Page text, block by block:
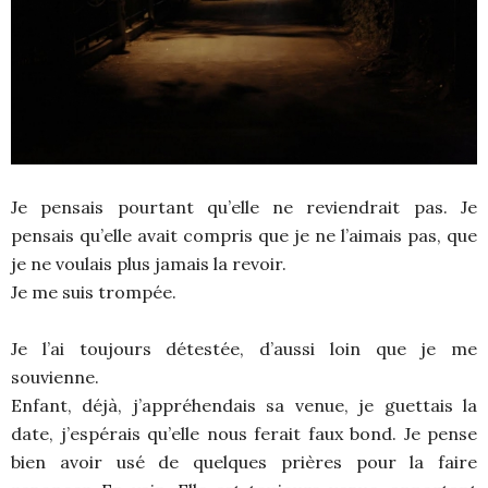
Je pensais pourtant qu’elle ne reviendrait pas. Je
pensais qu’elle avait compris que je ne l’aimais pas, que
je ne voulais plus jamais la revoir.
Je me suis trompée.
Je l’ai toujours détestée, d’aussi loin que je me
souvienne.
Enfant, déjà, j’appréhendais sa venue, je guettais la
date, j’espérais qu’elle nous ferait faux bond. Je pense
bien avoir usé de quelques prières pour la faire